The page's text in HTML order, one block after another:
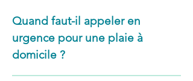
Quand faut-il appeler en
urgence pour une plaie à
domicile ?